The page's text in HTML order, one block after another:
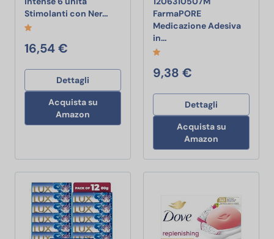
Stimolanti con Ner… Durex Mix Preservativi, Intense 6
16,54 €
Dettagli
Acquista su
Amazon
FarmaPORE
Medicazione Adesiva
in…
9,38 €
Dettagli
Acquista su
Amazon